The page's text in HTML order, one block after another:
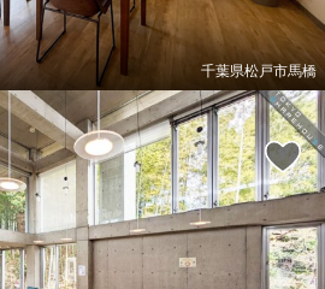
千葉県松戸市馬橋